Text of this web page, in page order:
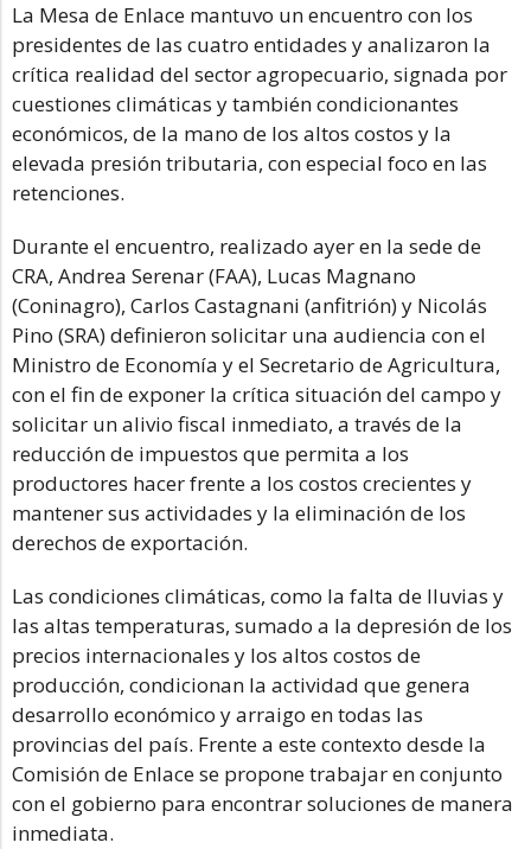
La Mesa de Enlace mantuvo un encuentro con los
presidentes de las cuatro entidades y analizaron la
crítica realidad del sector agropecuario, signada por
cuestiones climáticas y también condicionantes
económicos, de la mano de los altos costos y la
elevada presión tributaria, con especial foco en las
retenciones.
Durante el encuentro, realizado ayer en la sede de
CRA, Andrea Serenar (FAA), Lucas Magnano
(Coninagro), Carlos Castagnani (anfitrión) y Nicolás
Pino (SRA) definieron solicitar una audiencia con el
Ministro de Economía y el Secretario de Agricultura,
con el fin de exponer la crítica situación del campo y
solicitar un alivio fiscal inmediato, a través de la
reducción de impuestos que permita a los
productores hacer frente a los costos crecientes y
mantener sus actividades y la eliminación de los
derechos de exportación.
Las condiciones climáticas, como la falta de lluvias y
las altas temperaturas, sumado a la depresión de los
precios internacionales y los altos costos de
producción, condicionan la actividad que genera
desarrollo económico y arraigo en todas las
provincias del país. Frente a este contexto desde la
Comisión de Enlace se propone trabajar en conjunto
con el gobierno para encontrar soluciones de manera
inmediata.